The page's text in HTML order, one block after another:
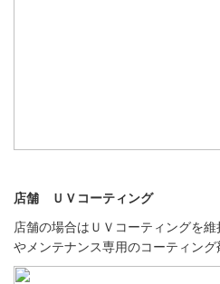
店舗 ＵＶコーティング
店舗の場合はＵＶコーティングを
やメンテナンス専用のコーティング